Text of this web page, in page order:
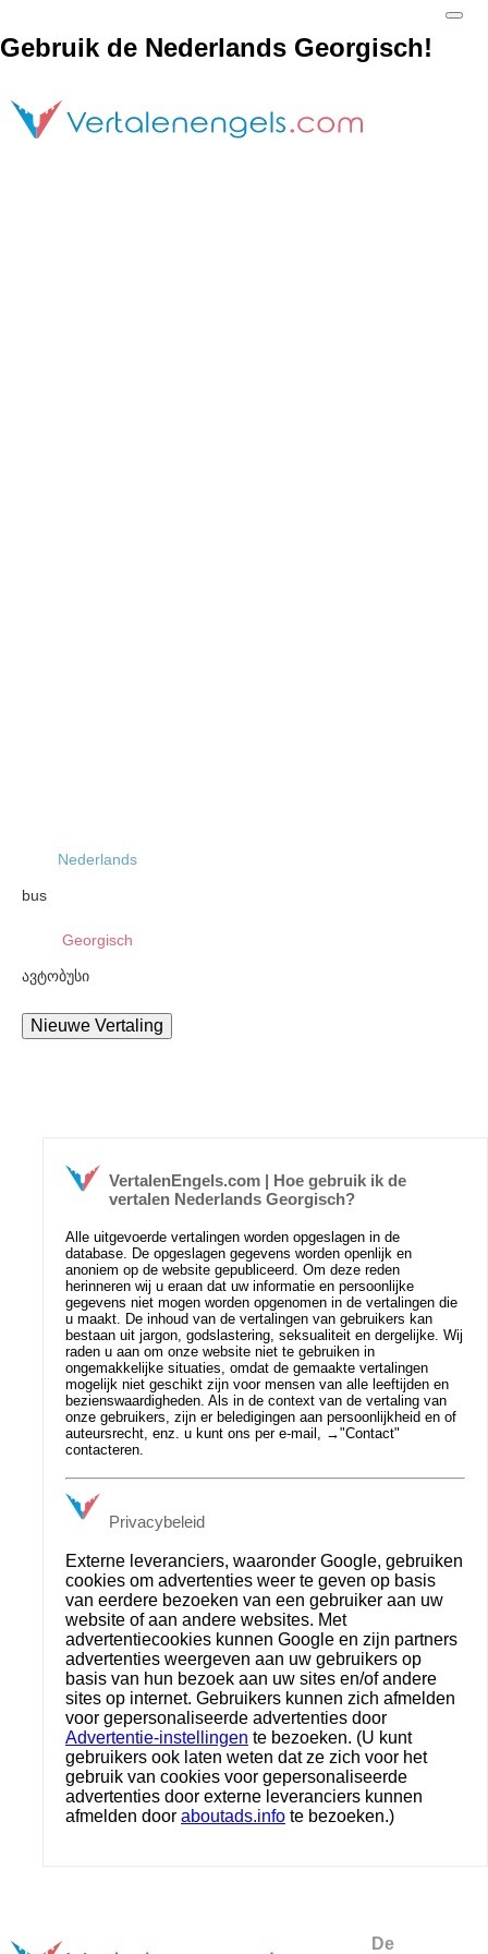
Gebruik de Nederlands Georgisch!
Nederlands
bus
Georgisch
ავტობუსი
VertalenEngels.com | Hoe gebruik ik de
vertalen Nederlands Georgisch?
Alle uitgevoerde vertalingen worden opgeslagen in de
database. De opgeslagen gegevens worden openlijk en
anoniem op de website gepubliceerd. Om deze reden
herinneren wij u eraan dat uw informatie en persoonlijke
gegevens niet mogen worden opgenomen in de vertalingen die
u maakt. De inhoud van de vertalingen van gebruikers kan
bestaan uit jargon, godslastering, seksualiteit en dergelijke. Wij
raden u aan om onze website niet te gebruiken in
ongemakkelijke situaties, omdat de gemaakte vertalingen
mogelijk niet geschikt zijn voor mensen van alle leeftijden en
bezienswaardigheden. Als in de context van de vertaling van
onze gebruikers, zijn er beledigingen aan persoonlijkheid en of
auteursrecht, enz. u kunt ons per e-mail, →"Contact"
contacteren.
Privacybeleid
Externe leveranciers, waaronder Google, gebruiken
cookies om advertenties weer te geven op basis
van eerdere bezoeken van een gebruiker aan uw
website of aan andere websites. Met
advertentiecookies kunnen Google en zijn partners
advertenties weergeven aan uw gebruikers op
basis van hun bezoek aan uw sites en/of andere
sites op internet. Gebruikers kunnen zich afmelden
voor gepersonaliseerde advertenties door
Advertentie-instellingen te bezoeken. (U kunt
gebruikers ook laten weten dat ze zich voor het
gebruik van cookies voor gepersonaliseerde
advertenties door externe leveranciers kunnen
afmelden door aboutads.info te bezoeken.)
De